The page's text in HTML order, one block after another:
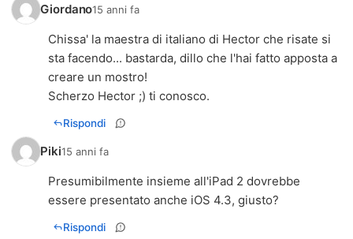
Giordano15 anni fa
Chissa' la maestra di italiano di Hector che risate si
sta facendo... bastarda, dillo che l'hai fatto apposta a
creare un mostro!
Scherzo Hector ;) ti conosco.
Rispondi
Piki15 anni fa
Presumibilmente insieme all'iPad 2 dovrebbe
essere presentato anche iOS 4.3, giusto?
Rispondi